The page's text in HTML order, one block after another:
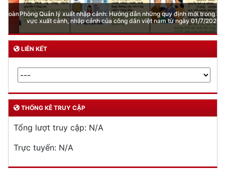
Phòng Quản lý xuất nhập cảnh: Hướng dẫn những quy định mới trong lĩnh
vực xuất cảnh, nhập cảnh của công dân việt nam từ ngày 01/7/2026
LIÊN KẾT
THỐNG KÊ TRUY CẬP
Tổng lượt truy cập: N/A
Trực tuyến: N/A